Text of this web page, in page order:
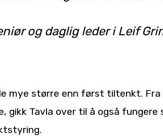
og daglig leder i Leif
mye større enn først tiltenkt.
gikk Tavla over til å også fungere